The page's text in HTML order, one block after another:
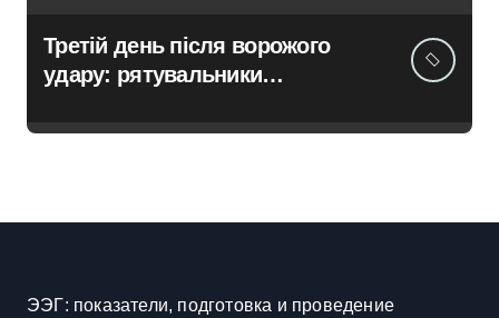
Третій день після ворожого
удару: рятувальники
масованої атаки в Київському
ЭЭГ: показатели, подготовка и проведение